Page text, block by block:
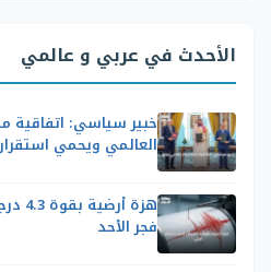
الأحدث في عربي و عالمي
خبير سياسي: اتفاقية
العالمي ويحمي
هزة
فجر الأحد